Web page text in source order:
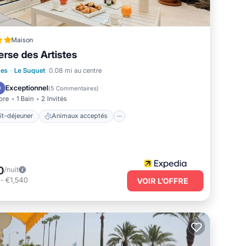
Maison
des Artistes
· Le Suquet 0.08 mi au centre
Exceptionnel(5 Commentaires)
1 Bain 2 Invités
déjeuner Animaux acceptés
Petit-déjeuner
Animaux acceptés
Cuisine
Climatisation
/nuit
- €1,540 VOIR L’OFFRE